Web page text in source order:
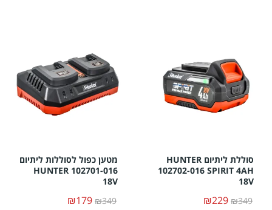
סוללת ליתיום HUNTER
102702-016 SPIRIT 4AH
18V
₪349
₪229
מטען כפול לסוללות ליתיום
HUNTER 102701-016
18V
₪349
₪179